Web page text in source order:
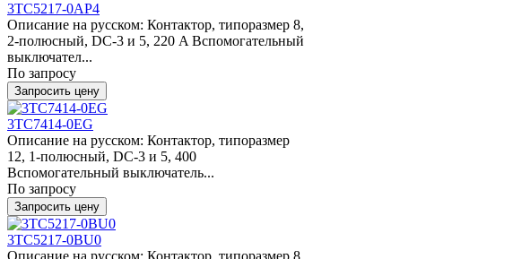
3TC5217-0AP4
Описание на русском: Контактор, типоразмер 8,
2-полюсный, DC-3 и 5, 220 A Вспомогательный
выключател...
По запросу
Запросить цену
3TC7414-0EG
Описание на русском: Контактор, типоразмер
12, 1-полюсный, DC-3 и 5, 400
Вспомогательный выключатель...
По запросу
Запросить цену
3TC5217-0BU0
Описание на русском: Контактор, типоразмер 8,